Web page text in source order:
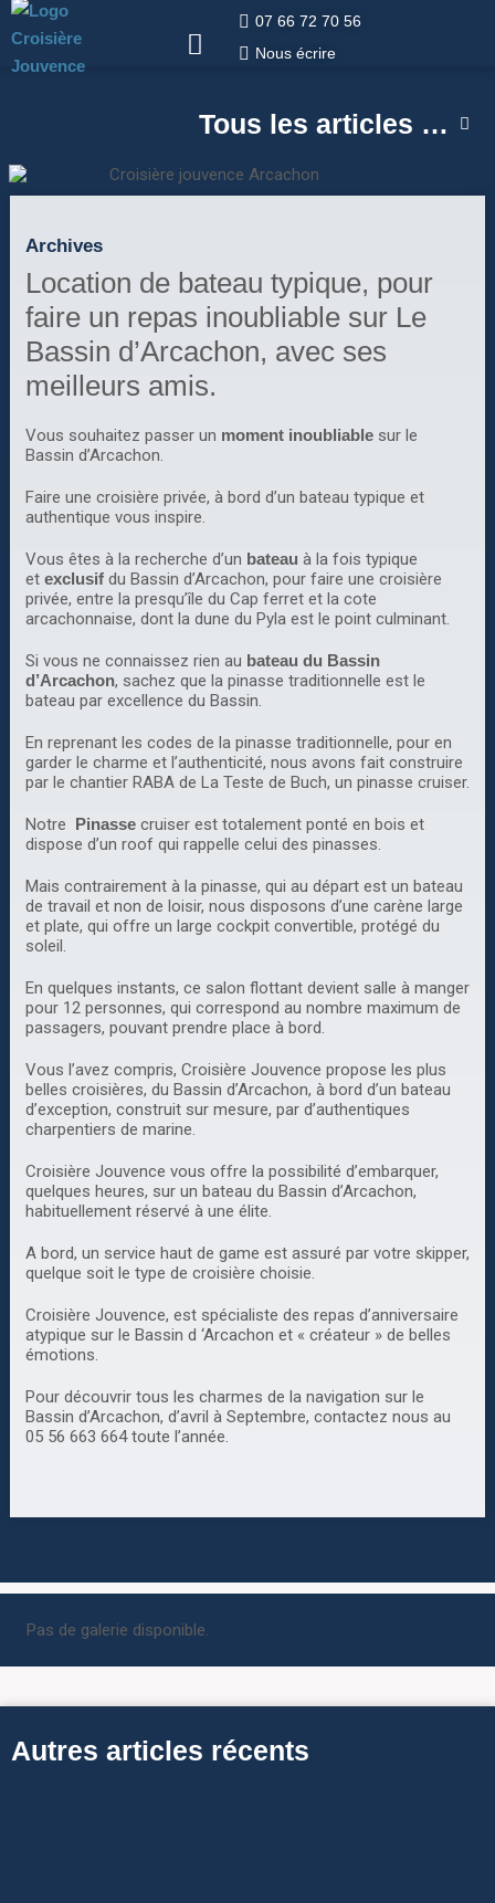
07 66 72 70 56
Nous écrire
Tous les articles …
Archives
Location de bateau typique, pour
faire un repas inoubliable sur Le
Bassin d’Arcachon, avec ses
meilleurs amis.
Vous souhaitez passer un moment inoubliable sur le
Bassin d’Arcachon.
Faire une croisière privée, à bord d’un bateau typique et
authentique vous inspire.
Vous êtes à la recherche d’un bateau à la fois typique
et exclusif du Bassin d’Arcachon, pour faire une croisière
privée, entre la presqu’île du Cap ferret et la cote
arcachonnaise, dont la dune du Pyla est le point culminant.
Si vous ne connaissez rien au bateau du Bassin
d’Arcachon, sachez que la pinasse traditionnelle est le
bateau par excellence du Bassin.
En reprenant les codes de la pinasse traditionnelle, pour en
garder le charme et l’authenticité, nous avons fait construire
par le chantier RABA de La Teste de Buch, un pinasse cruiser.
Notre Pinasse cruiser est totalement ponté en bois et
dispose d’un roof qui rappelle celui des pinasses.
Mais contrairement à la pinasse, qui au départ est un bateau
de travail et non de loisir, nous disposons d’une carène large
et plate, qui offre un large cockpit convertible, protégé du
soleil.
En quelques instants, ce salon flottant devient salle à manger
pour 12 personnes, qui correspond au nombre maximum de
passagers, pouvant prendre place à bord.
Vous l’avez compris, Croisière Jouvence propose les plus
belles croisières, du Bassin d’Arcachon, à bord d’un bateau
d’exception, construit sur mesure, par d’authentiques
charpentiers de marine.
Croisière Jouvence vous offre la possibilité d’embarquer,
quelques heures, sur un bateau du Bassin d’Arcachon,
habituellement réservé à une élite.
A bord, un service haut de game est assuré par votre skipper,
quelque soit le type de croisière choisie.
Croisière Jouvence, est spécialiste des repas d’anniversaire
atypique sur le Bassin d ‘Arcachon et « créateur » de belles
émotions.
Pour découvrir tous les charmes de la navigation sur le
Bassin d’Arcachon, d’avril à Septembre, contactez nous au
05 56 663 664 toute l’année.
Pas de galerie disponible.
Autres articles récents